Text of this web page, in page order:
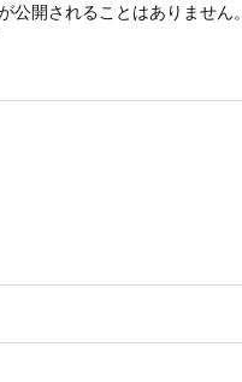
公開されることはありません。